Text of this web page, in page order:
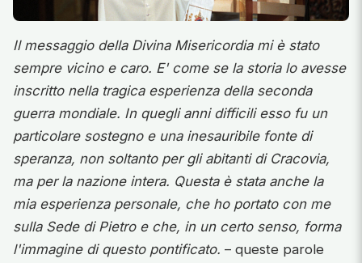
Il messaggio della Divina Misericordia mi è stato
sempre vicino e caro. E' come se la storia lo avesse
inscritto nella tragica esperienza della seconda
guerra mondiale. In quegli anni difficili esso fu un
particolare sostegno e una inesauribile fonte di
speranza, non soltanto per gli abitanti di Cracovia,
ma per la nazione intera. Questa è stata anche la
mia esperienza personale, che ho portato con me
sulla Sede di Pietro e che, in un certo senso, forma
l'immagine di questo pontificato. – queste parole